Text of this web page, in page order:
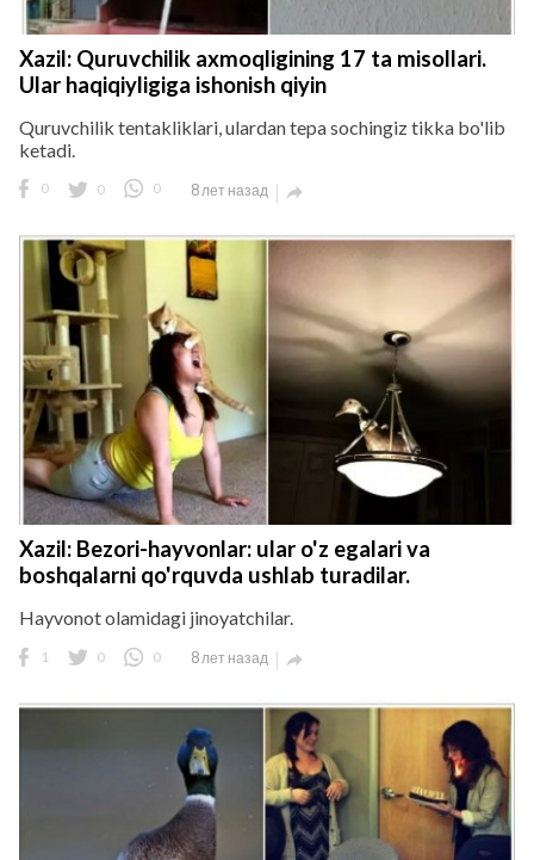
Xazil: Quruvchilik axmoqligining 17 ta misollari.
Ular haqiqiyligiga ishonish qiyin
Quruvchilik tentakliklari, ulardan tepa sochingiz tikka bo'lib
ketadi.
0 0 0 8 лет назад 
Xazil: Bezori-hayvonlar: ular o'z egalari va
boshqalarni qo'rquvda ushlab turadilar.
Hayvonot olamidagi jinoyatchilar.
1 0 0 8 лет назад 